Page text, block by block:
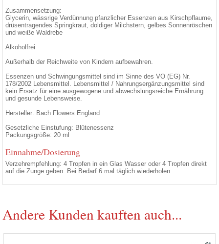
Zusammensetzung:
Glycerin, wässrige Verdünnung pfanzlicher Essenzen aus Kirschpflaume,
drüsentragendes Springkraut, doldiger Milchstern, gelbes Sonnenröschen
und weiße Waldrebe
Alkoholfrei
Außerhalb der Reichweite von Kindern aufbewahren.
Essenzen und Schwingungsmittel sind im Sinne des VO (EG) Nr.
178/2002 Lebensmittel. Lebensmittel / Nahrungsergänzungsmittel sind
kein Ersatz für eine ausgewogene und abwechslungsreiche Ernährung
und gesunde Lebensweise.
Hersteller: Bach Flowers England
Gesetzliche Einstufung: Blütenessenz
Packungsgröße: 20 ml
Einnahme/Dosierung
Verzehrempfehlung: 4 Tropfen in ein Glas Wasser oder 4 Tropfen direkt
auf die Zunge geben. Bei Bedarf 6 mal täglich wiederholen.
Andere Kunden kauften auch...